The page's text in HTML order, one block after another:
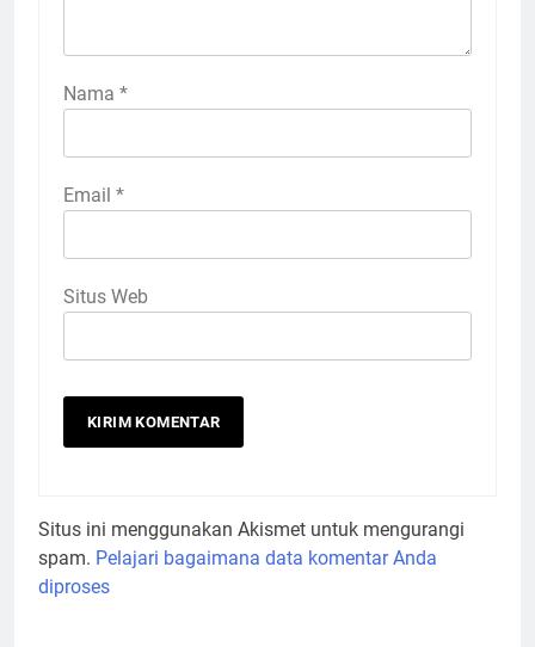
Nama *
Email *
Situs Web
Situs ini menggunakan Akismet untuk mengurangi
spam. Pelajari bagaimana data komentar Anda
diproses